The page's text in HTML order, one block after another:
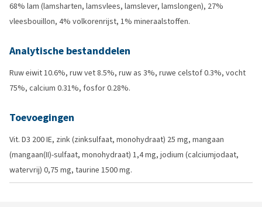
68% lam (lamsharten, lamsvlees, lamslever, lamslongen), 27%
vleesbouillon, 4% volkorenrijst, 1% mineraalstoffen.
Analytische bestanddelen
Ruw eiwit 10.6%, ruw vet 8.5%, ruw as 3%, ruwe celstof 0.3%, vocht
75%, calcium 0.31%, fosfor 0.28%.
Toevoegingen
Vit. D3 200 IE, zink (zinksulfaat, monohydraat) 25 mg, mangaan
(mangaan(II)-sulfaat, monohydraat) 1,4 mg, jodium (calciumjodaat,
watervrij) 0,75 mg, taurine 1500 mg.